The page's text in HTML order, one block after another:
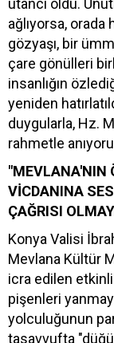
utancı oldu.
ağlıyorsa, orada
gözyaşı, bir
çare gönülleri
insanlığın
yeniden
duygularla, Hz.
rahmetle
"MEVLANA'NIN
VİCDANINA
ÇAĞRISI
Konya Valisi
Mevlana Kültür
icra edilen
pişenleri
yolculuğunun
tasavvufta